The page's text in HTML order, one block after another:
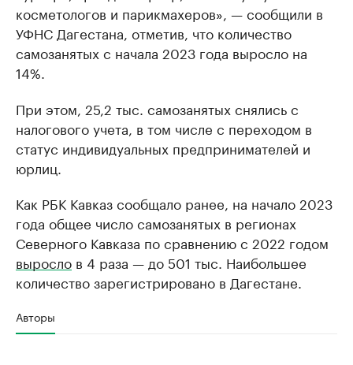
косметологов и парикмахеров», — сообщили в
УФНС Дагестана, отметив, что количество
самозанятых с начала 2023 года выросло на
14%.
При этом, 25,2 тыс. самозанятых снялись с
налогового учета, в том числе с переходом в
статус индивидуальных предпринимателей и
юрлиц.
Как РБК Кавказ сообщало ранее, на начало 2023
года общее число самозанятых в регионах
Северного Кавказа по сравнению с 2022 годом
выросло в 4 раза — до 501 тыс. Наибольшее
количество зарегистрировано в Дагестане.
Авторы